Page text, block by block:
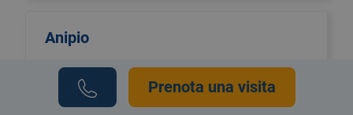
Anipio
anmco
Prenota una visita